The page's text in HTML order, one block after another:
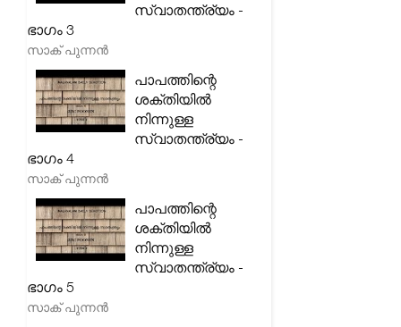
സ്വാതന്ത്ര്യം -
ഭാഗം 3
സാക് പുന്നൻ
പാപത്തിന്റെ
ശക്തിയിൽ
നിന്നുള്ള
സ്വാതന്ത്ര്യം -
ഭാഗം 4
സാക് പുന്നൻ
പാപത്തിന്റെ
ശക്തിയിൽ
നിന്നുള്ള
സ്വാതന്ത്ര്യം -
ഭാഗം 5
സാക് പുന്നൻ